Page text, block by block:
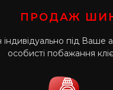
ПРОДАЖ
під Ваше
особисті побажання